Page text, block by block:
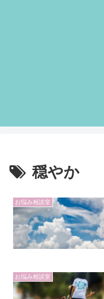
穏やか
お悩み相談室
お悩み相談室